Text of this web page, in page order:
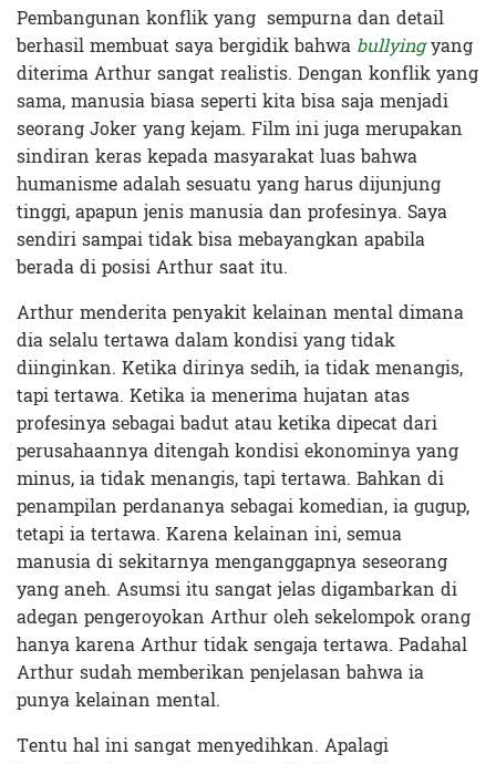
Pembangunan konflik yang sempurna dan detail
berhasil membuat saya bergidik bahwa bullyingyang
diterima Arthur sangat realistis. Dengan konflik yang
sama, manusia biasa seperti kita bisa saja menjadi
seorang Joker yang kejam. Film ini juga merupakan
sindiran keras kepada masyarakat luas bahwa
humanisme adalah sesuatu yang harus dijunjung
tinggi, apapun jenis manusia dan profesinya. Saya
sendiri sampai tidak bisa mebayangkan apabila
berada di posisi Arthur saat itu.
Arthur menderita penyakit kelainan mental dimana
dia selalu tertawa dalam kondisi yang tidak
diinginkan. Ketika dirinya sedih, ia tidak menangis,
tapi tertawa. Ketika ia menerima hujatan atas
profesinya sebagai badut atau ketika dipecat dari
perusahaannya ditengah kondisi ekonominya yang
minus, ia tidak menangis, tapi tertawa. Bahkan di
penampilan perdananya sebagai komedian, ia gugup,
tetapi ia tertawa. Karena kelainan ini, semua
manusia di sekitarnya menganggapnya seseorang
yang aneh. Asumsi itu sangat jelas digambarkan di
adegan pengeroyokan Arthur oleh sekelompok orang
hanya karena Arthur tidak sengaja tertawa. Padahal
Arthur sudah memberikan penjelasan bahwa ia
punya kelainan mental.
Tentu hal ini sangat menyedihkan. Apalagi